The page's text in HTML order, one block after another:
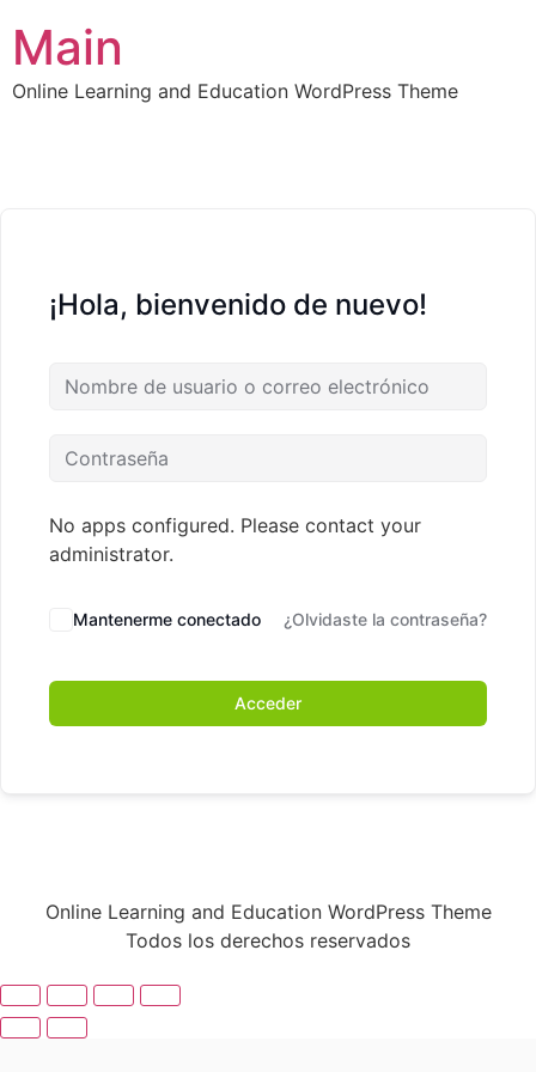
Main
Online Learning and Education WordPress Theme
¡Hola, bienvenido de nuevo!
No apps configured. Please contact your
administrator.
Mantenerme conectado ¿Olvidaste la contraseña?
Acceder
Online Learning and Education WordPress Theme
Todos los derechos reservados